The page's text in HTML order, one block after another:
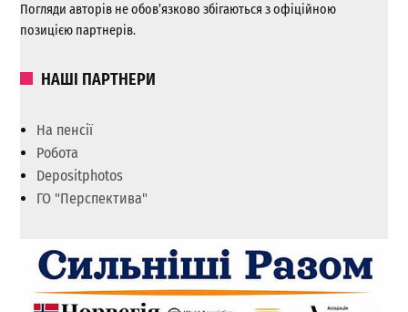
Погляди авторів не обов’язково збігаються з офіційною
позицією партнерів.
НАШІ ПАРТНЕРИ
На пенсії
Робота
Depositphotos
ГО "Перспектива"